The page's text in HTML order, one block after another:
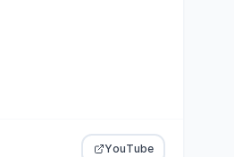
YouTube